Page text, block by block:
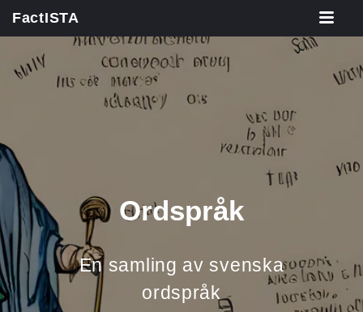
FactISTA
Ordspråk
En samling av svenska
ordspråk